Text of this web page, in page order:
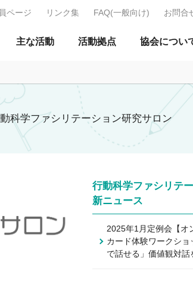
日本ファシリテーシ
主な活動 活動拠点 協会につい
ページ リンク集 FAQ(一般向け) お問合
科学ファシリテーション研究サロン
行動科学ファシリテ
新ニュース
2025年1月定例会【オ
カード体験ワークシ
で話せる」価値観対話